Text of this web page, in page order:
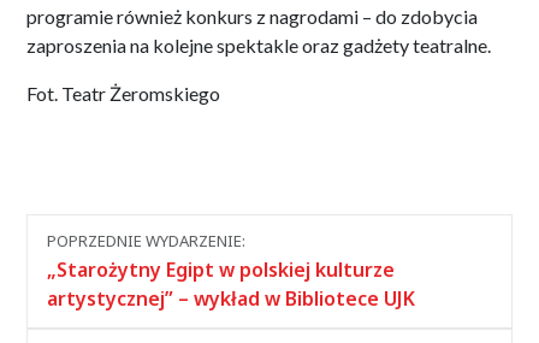
programie również konkurs z nagrodami – do zdobycia
zaproszenia na kolejne spektakle oraz gadżety teatralne.
Fot. Teatr Żeromskiego
Nawigacja
między
wydarzeniami
POPRZEDNIE WYDARZENIE:
„Starożytny Egipt w polskiej kulturze
artystycznej” – wykład w Bibliotece UJK